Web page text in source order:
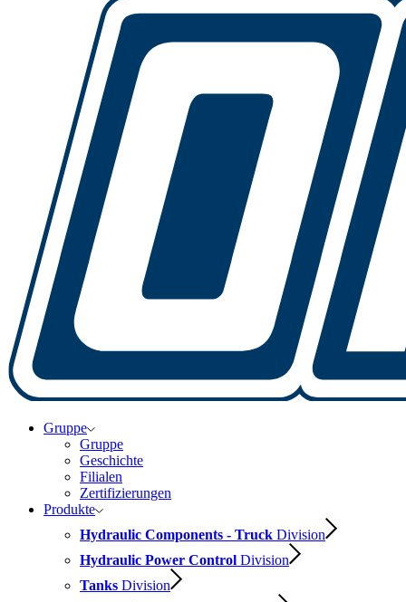
Gruppe
Gruppe
Geschichte
Filialen
Zertifizierungen
Produkte
Hydraulic Components - Truck Division
Hydraulic Power Control Division
Tanks Division